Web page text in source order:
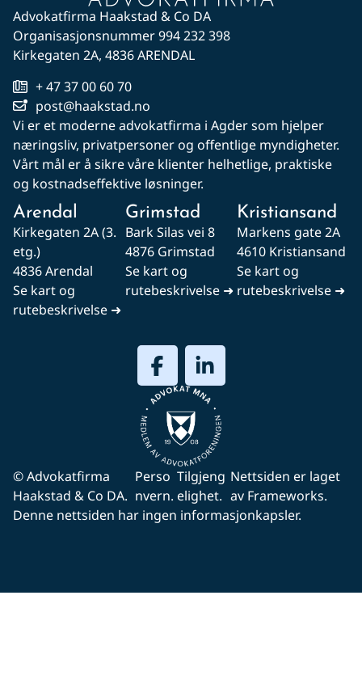
Advokatfirma Haakstad & Co DA
Organisasjonsnummer 994 232 398
Kirkegaten 2A, 4836 ARENDAL
+ 47 37 00 60 70
post@haakstad.no
Vi er et moderne advokatfirma i Agder som hjelper
næringsliv, privatpersoner og offentlige myndigheter.
Vårt mål er å sikre våre klienter helhetlige, praktiske
og kostnadseffektive løsninger.
Arendal
Kirkegaten 2A (3.
etg.)
4836 Arendal
Se kart og
rutebeskrivelse ➜
Grimstad
Bark Silas vei 8
4876 Grimstad
Se kart og
rutebeskrivelse ➜
Kristiansand
Markens gate 2A
4610 Kristiansand
Se kart og
rutebeskrivelse ➜
© Advokatfirma
Haakstad & Co DA.
Perso
nvern.
Tilgjeng
elighet.
Nettsiden er laget
av Frameworks.
Denne nettsiden har ingen informasjonkapsler.